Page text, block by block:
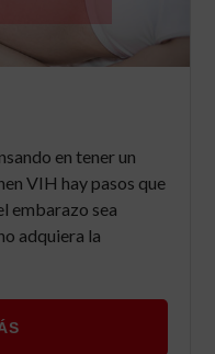
en tener un
VIH hay pasos que
embarazo sea
adquiera la